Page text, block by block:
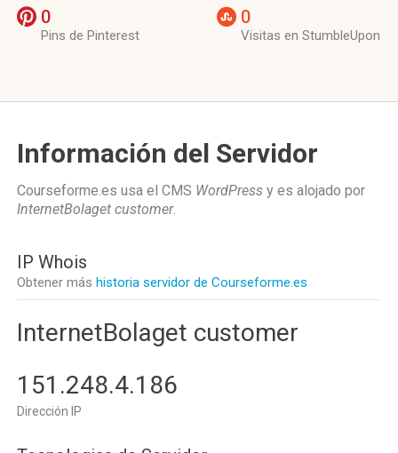
0
Pins de Pinterest
0
Visitas en StumbleUpon
Información del Servidor
Courseforme.es usa el CMS WordPress y es alojado por
InternetBolaget customer.
IP Whois
Obtener más historia servidor de Courseforme.es
InternetBolaget customer
151.248.4.186
Dirección IP